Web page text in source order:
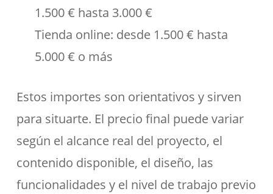
1.500 € hasta 3.000 €
Tienda online: desde 1.500 € hasta
5.000 € o más
Estos importes son orientativos y sirven
para situarte. El precio final puede variar
según el alcance real del proyecto, el
contenido disponible, el diseño, las
funcionalidades y el nivel de trabajo previo